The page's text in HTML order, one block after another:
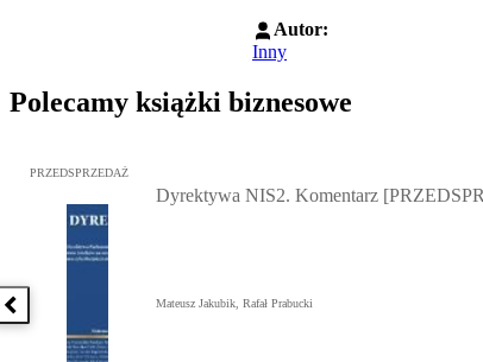
Autor:
Inny
Polecamy książki biznesowe
Poprzednia książka
Przejdź do: Dyrektywa NIS2. Komentarz
PRZEDSPRZEDAŻ
Dyrektywa NIS2. Komentarz
Mateusz Jakubik, Rafał Prabucki